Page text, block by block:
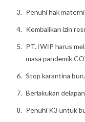
Penuhi hak
Kembalikan izin
PT. IWIP harus
masa pandemik
Stop karantina
Berlakukan
Penuhi K3 untuk